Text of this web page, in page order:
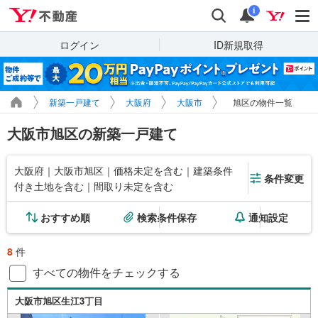
検索 通知
i
ログイン ID新規取得
新築一戸建て 大阪府 大阪市 旭区の物件一覧
大阪市旭区の新築一戸建て
大阪府｜大阪市旭区｜価格未定を含む｜建築条件
付き土地を含む｜間取り未定を含む
条件変更
おすすめ順 検索条件保存 通知設定
8 件
すべての物件をチェックする
大阪市旭区生江3丁目